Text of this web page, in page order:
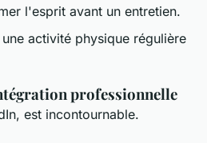
l'esprit avant un entretien.
activité physique régulière
professionnelle
est incontournable.